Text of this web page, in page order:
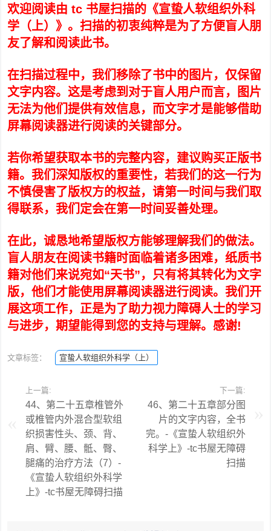
欢迎阅读由 tc 书屋扫描的《宣蛰人软组织外科
学（上）》。扫描的初衷纯粹是为了方便盲人朋
友了解和阅读此书。
在扫描过程中，我们移除了书中的图片，仅保留
文字内容。这是考虑到对于盲人用户而言，图片
无法为他们提供有效信息，而文字才是能够借助
屏幕阅读器进行阅读的关键部分。
若你希望获取本书的完整内容，建议购买正版书
籍。我们深知版权的重要性，若我们的这一行为
不慎侵害了版权方的权益，请第一时间与我们取
得联系，我们定会在第一时间妥善处理。
在此，诚恳地希望版权方能够理解我们的做法。
盲人朋友在阅读书籍时面临着诸多困难，纸质书
籍对他们来说宛如“天书”，只有将其转化为文字
版，他们才能使用屏幕阅读器进行阅读。我们开
展这项工作，正是为了助力视力障碍人士的学习
与进步，期望能得到您的支持与理解。感谢!
文章标签： 宣蛰人软组织外科学（上）
上一篇:
44、第二十五章椎管外
或椎管内外混合型软组
织损害性头、颈、背、
肩、臂、腰、骶、臀、
腿痛的治疗方法（7）-
《宣蛰人软组织外科学
上》-tc书屋无障碍扫描
下一篇:
46、第二十五章部分图
片的文字内容，全书
完。-《宣蛰人软组织外
科学上》-tc书屋无障碍
扫描